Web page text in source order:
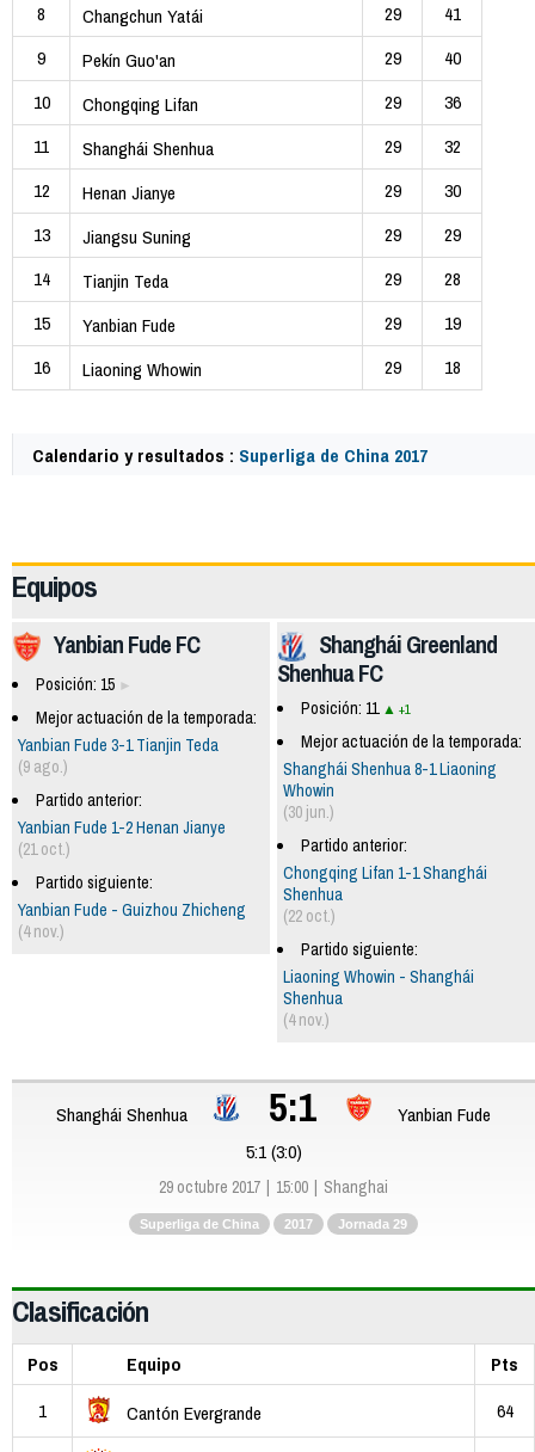
8
Changchun Yatái 29
41
9
Pekín Guo'an 29
40
10
Chongqing Lifan 29
36
11
Shanghái Shenhua 29
32
12
Henan Jianye 29
30
13
Jiangsu Suning 29
29
14
Tianjin Teda 29
28
15
Yanbian Fude 29
19
16
Liaoning Whowin 29 18
Calendario y resultados : Superliga de China 2017
Equipos
Shanghái Greenland
Shenhua FC
Posición: 11 +1
Mejor actuación de la temporada:
Shanghái Shenhua 8-1 Liaoning
Whowin
(30 jun.)
Partido anterior:
Chongqing Lifan 1-1 Shanghái
Shenhua
(22 oct.)
Partido siguiente:
Liaoning Whowin - Shanghái
Shenhua
(4 nov.)
Yanbian Fude FC
Posición: 15
Mejor actuación de la temporada:
Yanbian Fude 3-1 Tianjin Teda
(9 ago.)
Partido anterior:
Yanbian Fude 1-2 Henan Jianye
(21 oct.)
Partido siguiente:
Yanbian Fude - Guizhou Zhicheng
(4 nov.)
Shanghái Shenhua 5:1
Yanbian Fude
5:1 (3:0)
29 octubre 2017 15:00 Shanghai
Superliga de China 2017 Jornada 29
Clasificación
Pos Equipo
Pts
1
Cantón Evergrande 64